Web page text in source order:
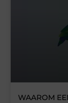
WAAROM